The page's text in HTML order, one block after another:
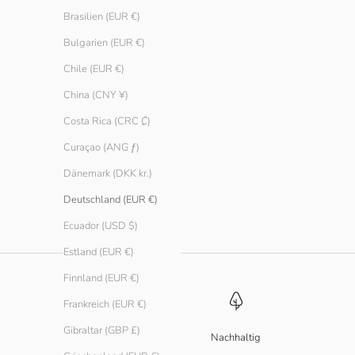
Brasilien (EUR €)
Bulgarien (EUR €)
Chile (EUR €)
China (CNY ¥)
Costa Rica (CRC ₡)
Curaçao (ANG ƒ)
Dänemark (DKK kr.)
Deutschland (EUR €)
Ecuador (USD $)
Estland (EUR €)
Finnland (EUR €)
Frankreich (EUR €)
Gibraltar (GBP £)
Edition
Angebot
€ 4.90Regulärer Preis
€ 39.90
Nachhaltig